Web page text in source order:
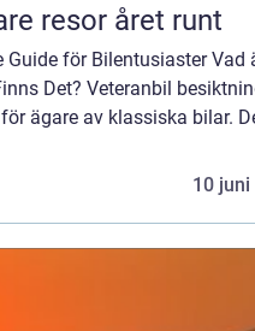
resor året runt
för Bilentusiaster Vad
Det? Veteranbil
ägare av klassiska bilar.
10 juni